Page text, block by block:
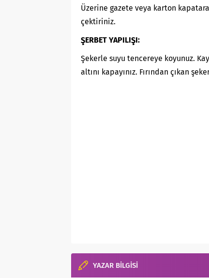
Üzerine gazete veya karton
çektiriniz.
ŞERBET YAPILIŞI:
Şekerle suyu tencereye koyunuz.
altını kapayınız. Fırından çıkan
YAZAR BİLGİSİ